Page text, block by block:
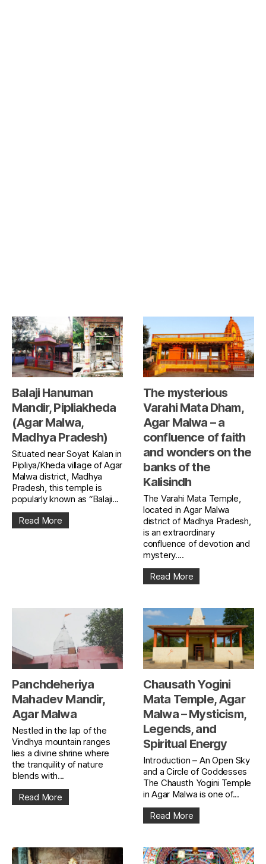
Balaji Hanuman
Mandir, Pipliakheda
(Agar Malwa,
Madhya Pradesh)
Situated near Soyat Kalan in
Pipliya/Kheda village of Agar
Malwa district, Madhya
Pradesh, this temple is
popularly known as “Balaji...
Read More
The mysterious
Varahi Mata Dham,
Agar Malwa – a
confluence of faith
and wonders on the
banks of the
Kalisindh
The Varahi Mata Temple,
located in Agar Malwa
district of Madhya Pradesh,
is an extraordinary
confluence of devotion and
mystery....
Read More
Panchdeheriya
Mahadev Mandir,
Agar Malwa
Nestled in the lap of the
Vindhya mountain ranges
lies a divine shrine where
the tranquility of nature
blends with...
Read More
Chausath Yogini
Mata Temple, Agar
Malwa – Mysticism,
Legends, and
Spiritual Energy
Introduction – An Open Sky
and a Circle of Goddesses
The Chausth Yogini Temple
in Agar Malwa is one of...
Read More